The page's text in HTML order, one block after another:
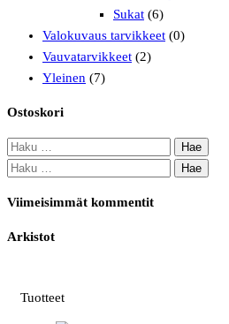
Sukat (6)
Valokuvaus tarvikkeet (0)
Vauvatarvikkeet (2)
Yleinen (7)
Ostoskori
Haku:
Haku:
Viimeisimmät kommentit
Arkistot
Tuotteet